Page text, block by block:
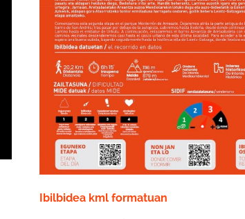
Ibilbidea kml formatuan